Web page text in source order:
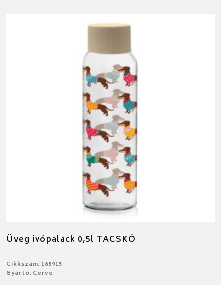
Üveg ivópalack 0,5l TACSKÓ
Cikkszám: 165915
Gyártó: Cerve